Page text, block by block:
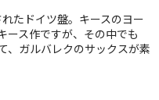
たドイツ盤。キースのヨー
ース作ですが、その中でも
、ガルバレクのサックスが素